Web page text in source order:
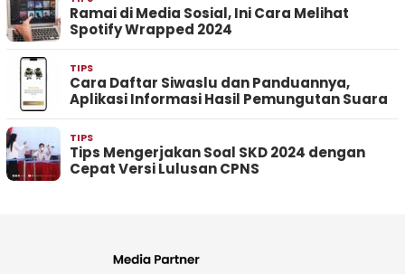
Ramai di Media Sosial, Ini Cara Melihat
Spotify Wrapped 2024
TIPS
Cara Daftar Siwaslu dan Panduannya,
Aplikasi Informasi Hasil Pemungutan Suara
TIPS
Tips Mengerjakan Soal SKD 2024 dengan
Cepat Versi Lulusan CPNS